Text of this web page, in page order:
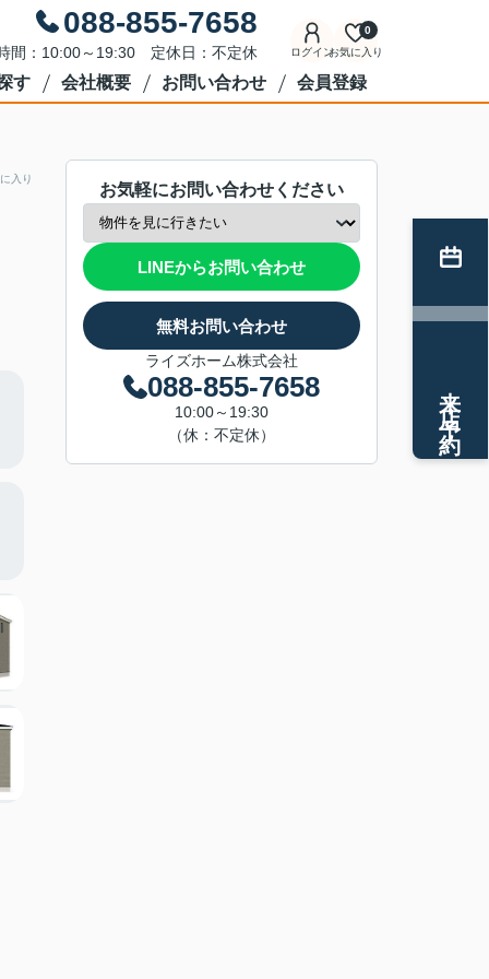
088-855-7658
間：10:00～19:30 定休日：不定休 ログインお気に入り
0
す 会社概要 お問い合わせ 会員登録
入り
お気軽にお問い合わせください
LINEからお問い合わせ
無料お問い合わせ
ライズホーム株式会社
088-855-7658
10:00～19:30
（休：不定休）
来店予約